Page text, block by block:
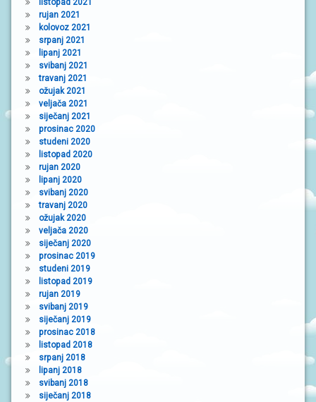
listopad 2021
rujan 2021
kolovoz 2021
srpanj 2021
lipanj 2021
svibanj 2021
travanj 2021
ožujak 2021
veljača 2021
siječanj 2021
prosinac 2020
studeni 2020
listopad 2020
rujan 2020
lipanj 2020
svibanj 2020
travanj 2020
ožujak 2020
veljača 2020
siječanj 2020
prosinac 2019
studeni 2019
listopad 2019
rujan 2019
svibanj 2019
siječanj 2019
prosinac 2018
listopad 2018
srpanj 2018
lipanj 2018
svibanj 2018
siječanj 2018